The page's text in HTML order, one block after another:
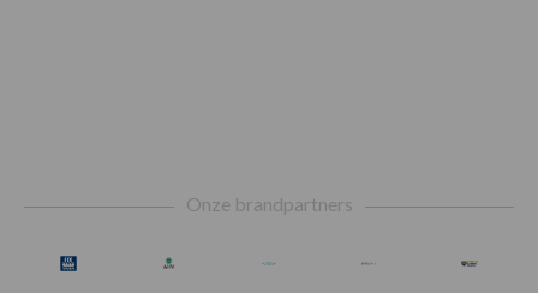
Onze brandpartners